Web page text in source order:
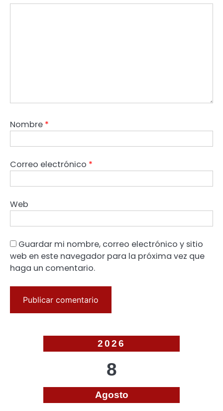
Nombre *
Correo electrónico *
Web
Guardar mi nombre, correo electrónico y sitio
web en este navegador para la próxima vez que
haga un comentario.
2026
8
Agosto